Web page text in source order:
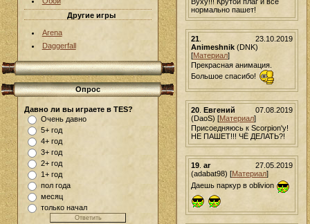
Другие игры
Arena
Daggerfall
Опрос
Давно ли вы играете в TES?
Очень давно
5+ год
4+ год
3+ год
2+ год
1+ год
пол года
месяц
только начал
нормально пашет!
23.10.2019
21
Animeshnik (DNK)
[Материал]
Прекрасная анимация.
Большое спасибо!
07.08.2019
20 Евгений
(DaoS) [Материал]
Присоедняюсь к Scorpion'у!
НЕ ПАШЕТ!!! ЧЁ ДЕЛАТЬ?!
27.05.2019
19 ar
(adabat98) [Материал]
Даешь паркур в oblivion